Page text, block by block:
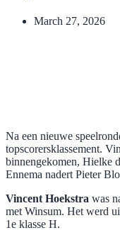
March 27, 2026
Na een nieuwe
topscorersklassement.
binnengekomen, Hielke
Ennema nadert Pieter
Vincent Hoekstra was
met Winsum. Het werd
1e klasse H.